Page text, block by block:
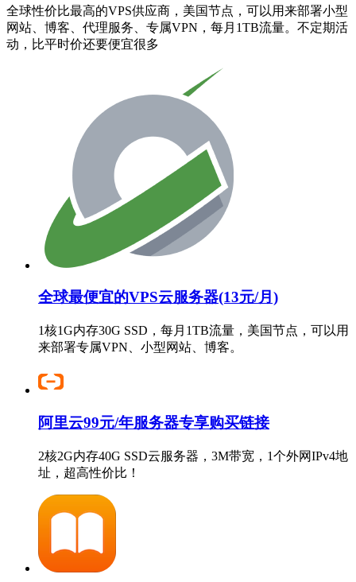
全球性价比最高的VPS供应商，美国节点，可以用来部署小型
网站、博客、代理服务、专属VPN，每月1TB流量。不定期活
动，比平时价还要便宜很多
全球最便宜的VPS云服务器(13元/月)
1核1G内存30G SSD，每月1TB流量，美国节点，可以用
来部署专属VPN、小型网站、博客。
阿里云99元/年服务器专享购买链接
2核2G内存40G SSD云服务器，3M带宽，1个外网IPv4地
址，超高性价比！